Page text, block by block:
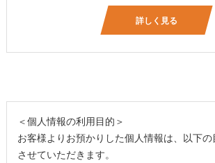
詳しく見る
＜個人情報の利用目的＞
お客様よりお預かりした個人情報は、以下
させていただきます。